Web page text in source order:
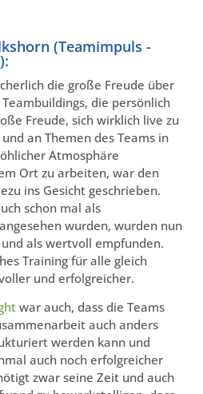
(Teamimpuls -
die große Freude über
die persönlich
Freude, sich wirklich live zu
an Themen des Teams in
Atmosphäre
Ort zu arbeiten, war den
ins Gesicht geschrieben.
schon mal als
wurden, wurden nun
als wertvoll empfunden.
Training für alle gleich
und erfolgreicher.
war auch, dass die Teams
auch anders
werden kann und
auch noch erfolgreicher
zwar seine Zeit und auch